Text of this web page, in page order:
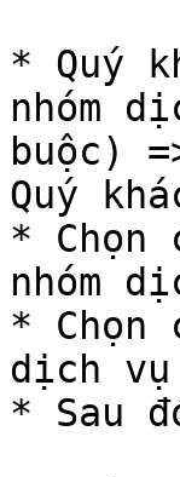
* Quý
nhóm
buộc)
Quý
* Chọn
nhóm
* Chọn
dịch vụ
* Sau